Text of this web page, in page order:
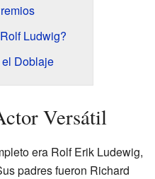
Ludwig?
Doblaje
Versátil
era Rolf Erik Ludewig,
padres fueron Richard